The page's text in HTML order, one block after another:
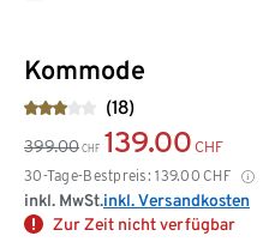
Kommode
(18)
399.00 CHF 139.00 CHF
30-Tage-Bestpreis: 139.00 CHF
inkl. MwSt.inkl. Versandkosten
Zur Zeit nicht verfügbar